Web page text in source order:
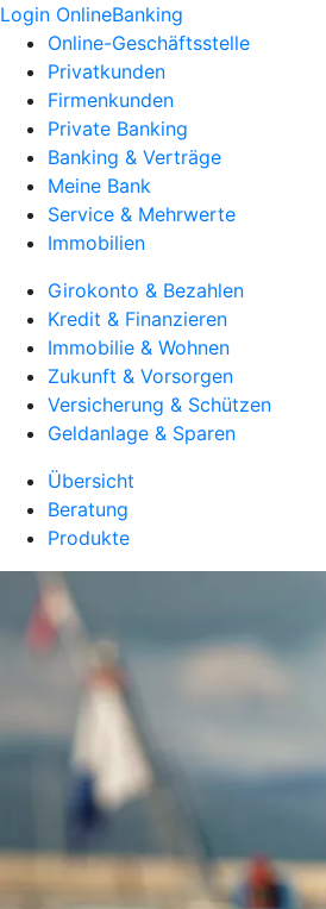
Login OnlineBanking
Online-Geschäftsstelle
Privatkunden
Firmenkunden
Private Banking
Banking & Verträge
Meine Bank
Service & Mehrwerte
Immobilien
Girokonto & Bezahlen
Kredit & Finanzieren
Immobilie & Wohnen
Zukunft & Vorsorgen
Versicherung & Schützen
Geldanlage & Sparen
Übersicht
Beratung
Produkte